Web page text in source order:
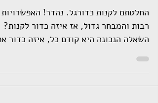
איך לבחור כדור כדורגל?
החלטתם לקנות כדורגל. נהדר! האפשרויות
רבות והמבחר גדול, אז איזה כדור לקנות?
השאלה הנכונה היא קודם כל, איזה כדור
צריכים? כדי לענות על...